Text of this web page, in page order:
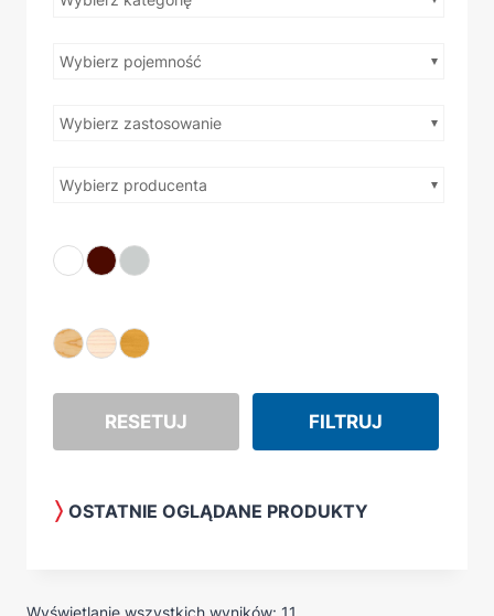
Wyświetlanie wszystkich wyników: 11
Wybierz pojemność
Wybierz zastosowanie
Wybierz producenta
FILTRUJ
RESETUJ
OSTATNIE OGLĄDANE PRODUKTY